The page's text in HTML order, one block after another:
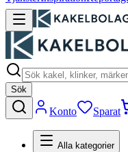
Sök
Konto Sparat
Alla kategorier